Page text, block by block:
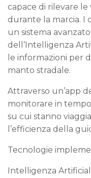
capace di rilevare
durante la marcia. I
un sistema
dell’Intelligenza
le informazioni per
manto stradale.
Attraverso un’app
monitorare in
su cui stanno
l’efficienza della
Tecnologie
Intelligenza